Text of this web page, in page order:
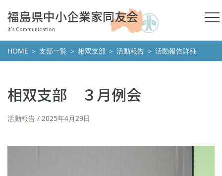
福島県中小企業家同友会
It's Communication
HOME ＞ 支部一覧 ＞ 相双支部 ＞ 活動報告 ＞ 活動報告詳細
相双支部 ３月例会
活動報告 2025年4月29日